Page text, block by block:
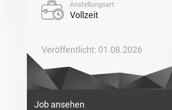
Anstellungsart
Vollzeit
Veröffentlicht: 01.08.2026
Job ansehen